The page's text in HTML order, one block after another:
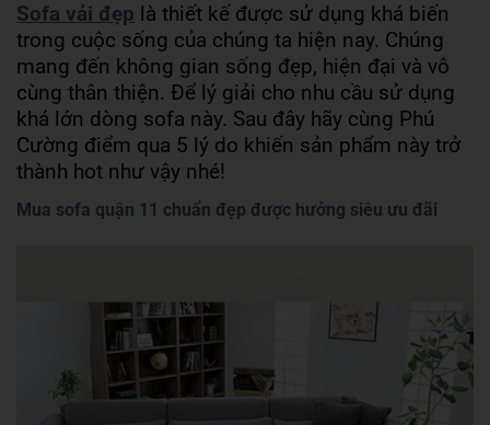
Sofa vải đẹp là thiết kế được sử dụng khá biến
trong cuộc sống của chúng ta hiện nay. Chúng
mang đến không gian sống đẹp, hiện đại và vô
cùng thân thiện. Để lý giải cho nhu cầu sử dụng
khá lớn dòng sofa này. Sau đây hãy cùng Phú
Cường điểm qua 5 lý do khiến sản phẩm này trở
thành hot như vậy nhé!
Mua sofa quận 11 chuẩn đẹp được hưởng siêu ưu đãi